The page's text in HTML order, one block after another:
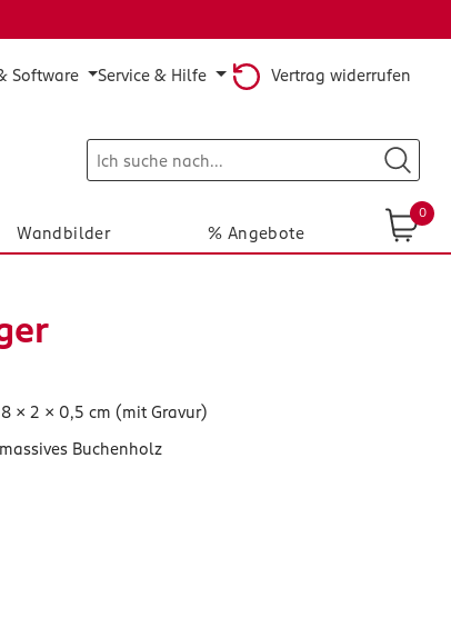
Software Service & Hilfe Vertrag widerrufen
Wandbilder % Angebote
0
x 2 x 0,5 cm (mit Gravur)
Buchenholz